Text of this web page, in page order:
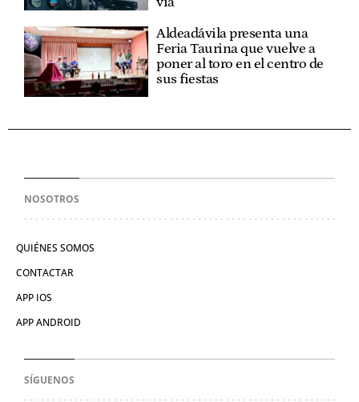
Aldeadávila presenta una
Feria Taurina que vuelve a
poner al toro en el centro de
sus fiestas
NOSOTROS
QUIÉNES SOMOS
CONTACTAR
APP IOS
APP ANDROID
SÍGUENOS